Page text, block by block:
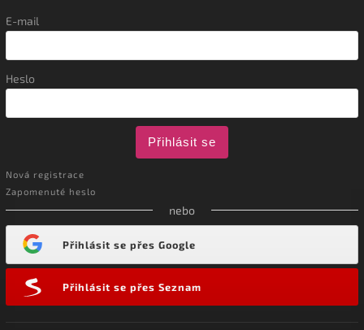
E-mail
Heslo
Přihlásit se
Nová registrace
Zapomenuté heslo
nebo
Přihlásit se přes Google
Přihlásit se přes Seznam